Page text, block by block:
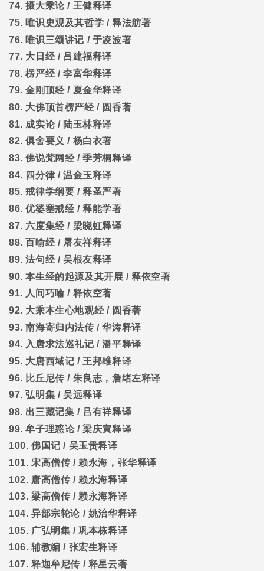
74.摄大乘论/ 王健释译
75. 唯识史观及其哲学 /释法舫著
76. 唯识三颂讲记 / 于凌波著
77. 大日经/ 吕建福释译
78.楞严经/李富华释译
79.金刚顶经/ 夏金华释译
80. 大佛顶首楞严经/ 圆香著
81. 成实论/ 陆玉林释译
82.俱舍要义 / 杨白衣著
83.佛说梵网经/季芳桐释译
84. 四分律 /温金玉释译
85.戒律学纲要 /释圣严著
86.优婆塞戒经/释能学著
87. 六度集经/ 梁晓虹释译
88.百喻经/ 屠友祥释译
89.法句经/吴根友释译
90.本生经的起源及其开展 /释依空著
91. 人间巧喻 / 释依空著
92. 大乘本生心地观经/ 圆香著
93.南海寄归内法传 /华涛释译
94. 入唐求法巡礼记 /潘平释译
95. 大唐西域记 / 王邦维释译
96. 比丘尼传 / 朱良志，詹绪左释译
97.弘明集 /吴远释译
98. 出三藏记集 / 吕有祥释译
99.牟子理惑论/梁庆寅释译
100. 佛国记 / 吴玉贵释译
101. 宋高僧传 / 赖永海，张华释译
102. 唐高僧传 / 赖永海释译
103. 梁高僧传 / 赖永海释译
104. 异部宗轮论 / 姚治华释译
105. 广弘明集 /巩本栋释译
106. 辅教编 / 张宏生释译
107. 释迦牟尼传 / 释星云著